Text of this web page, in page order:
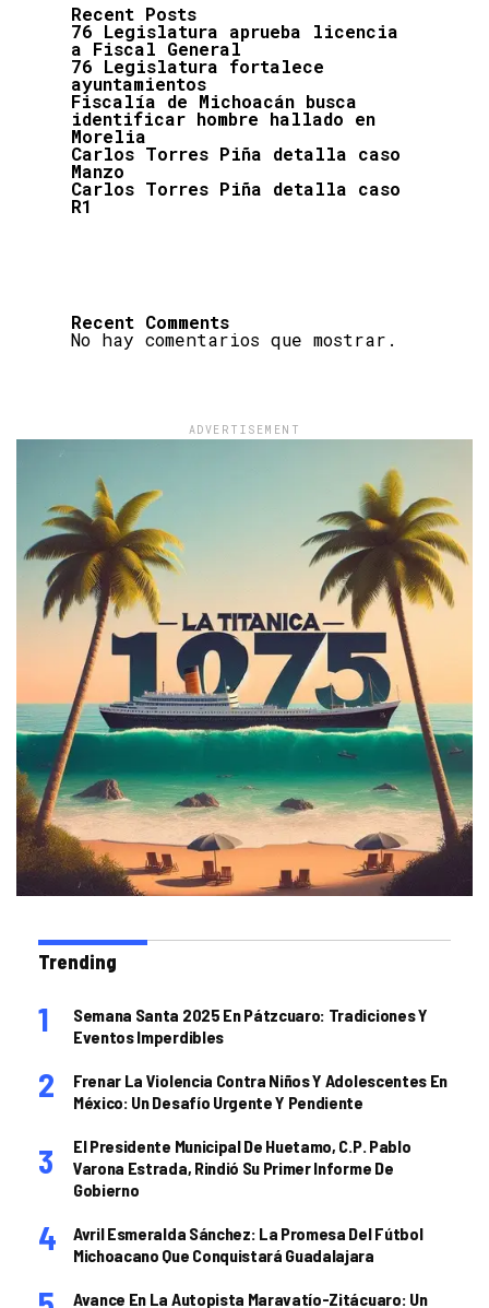
Recent Posts
76 Legislatura aprueba licencia
a Fiscal General
76 Legislatura fortalece
ayuntamientos
Fiscalía de Michoacán busca
identificar hombre hallado en
Morelia
Carlos Torres Piña detalla caso
Manzo
Carlos Torres Piña detalla caso
R1
Recent Comments
No hay comentarios que mostrar.
ADVERTISEMENT
Trending
Semana Santa 2025 En Pátzcuaro: Tradiciones Y
Eventos Imperdibles
Frenar La Violencia Contra Niños Y Adolescentes En
México: Un Desafío Urgente Y Pendiente
El Presidente Municipal De Huetamo, C.P. Pablo
Varona Estrada, Rindió Su Primer Informe De
Gobierno
Avril Esmeralda Sánchez: La Promesa Del Fútbol
Michoacano Que Conquistará Guadalajara
Avance En La Autopista Maravatío-Zitácuaro: Un